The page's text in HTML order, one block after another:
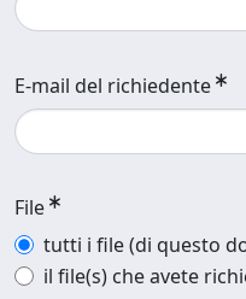
E-mail del richiedente
File
tutti i file (di questo
il file(s) che avete